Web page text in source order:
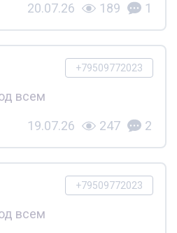
20.07.26 189 1
+79509772023
всем
19.07.26 247 2
+79509772023
всем